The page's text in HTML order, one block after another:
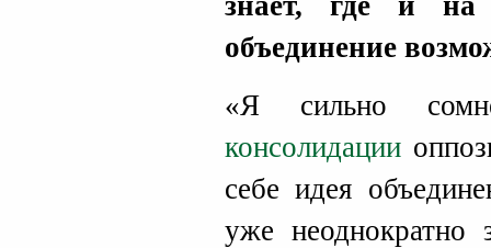
объединение
«Я сильно
консолидации
себе идея
уже неоднократно